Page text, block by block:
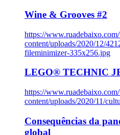
Wine & Grooves #2
https://
content/uploads/2020/12/
fileminimizer-335x256.jpg
LEGO® TECHNIC
https://
content/uploads/2020/11/
Consequências da
global